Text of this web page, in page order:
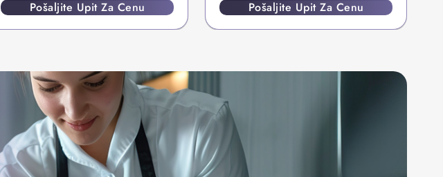
Pošaljite Upit Za Cenu Pošaljite Upit Za Cenu